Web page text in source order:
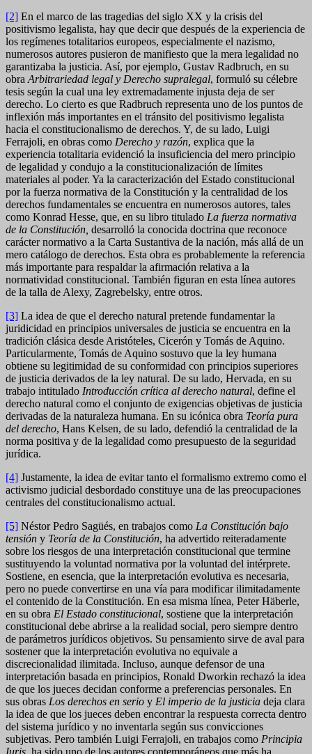
[2] En el marco de las tragedias del siglo XX y la crisis del
positivismo legalista, hay que decir que después de la experiencia de
los regímenes totalitarios europeos, especialmente el nazismo,
numerosos autores pusieron de manifiesto que la mera legalidad no
garantizaba la justicia. Así, por ejemplo, Gustav Radbruch, en su
obraArbitrariedad legal y Derecho supralegal, formuló su célebre
tesis según la cual una ley extremadamente injusta deja de ser
derecho. Lo cierto es que Radbruch representa uno de los puntos de
inflexión más importantes en el tránsito del positivismo legalista
hacia el constitucionalismo de derechos. Y, de su lado, Luigi
Ferrajoli, en obras como Derecho y razón, explica que la
experiencia totalitaria evidenció la insuficiencia del mero principio
de legalidad y condujo a la constitucionalización de límites
materiales al poder. Ya la caracterización del Estado constitucional
por la fuerza normativa de la Constitución y la centralidad de los
derechos fundamentales se encuentra en numerosos autores, tales
como Konrad Hesse, que, en su libro titulado La fuerza normativa
de la Constitución, desarrolló la conocida doctrina que reconoce
carácter normativo a la Carta Sustantiva de la nación, más allá de un
mero catálogo de derechos. Esta obra es probablemente la referencia
más importante para respaldar la afirmación relativa a la
normatividad constitucional. También figuran en esta línea autores
de la talla de Alexy, Zagrebelsky, entre otros.
[3] La idea de que el derecho natural pretende fundamentar la
juridicidad en principios universales de justicia se encuentra en la
tradición clásica desde Aristóteles, Cicerón y Tomás de Aquino.
Particularmente, Tomás de Aquino sostuvo que la ley humana
obtiene su legitimidad de su conformidad con principios superiores
de justicia derivados de la ley natural. De su lado, Hervada, en su
trabajo intitulado Introducción crítica al derecho natural, define el
derecho natural como el conjunto de exigencias objetivas de justicia
derivadas de la naturaleza humana. En su icónica obra Teoría pura
del derecho, Hans Kelsen, de su lado, defendió la centralidad de la
norma positiva y de la legalidad como presupuesto de la seguridad
jurídica.
[4] Justamente, la idea de evitar tanto el formalismo extremo como el
activismo judicial desbordado constituye una de las preocupaciones
centrales del constitucionalismo actual.
[5] Néstor Pedro Sagüés, en trabajos como La Constitución bajo
tensión y Teoría de la Constitución, ha advertido reiteradamente
sobre los riesgos de una interpretación constitucional que termine
sustituyendo la voluntad normativa por la voluntad del intérprete.
Sostiene, en esencia, que la interpretación evolutiva es necesaria,
pero no puede convertirse en una vía para modificar ilimitadamente
el contenido de la Constitución. En esa misma línea, Peter Häberle,
en su obra El Estado constitucional, sostiene que la interpretación
constitucional debe abrirse a la realidad social, pero siempre dentro
de parámetros jurídicos objetivos. Su pensamiento sirve de aval para
sostener que la interpretación evolutiva no equivale a
discrecionalidad ilimitada. Incluso, aunque defensor de una
interpretación basada en principios, Ronald Dworkin rechazó la idea
de que los jueces decidan conforme a preferencias personales. En
sus obras Los derechos en serio y El imperio de la justicia deja clara
la idea de que los jueces deben encontrar la respuesta correcta dentro
del sistema jurídico y no inventarla según sus convicciones
subjetivas. Pero también Luigi Ferrajoli, en trabajos como Principia